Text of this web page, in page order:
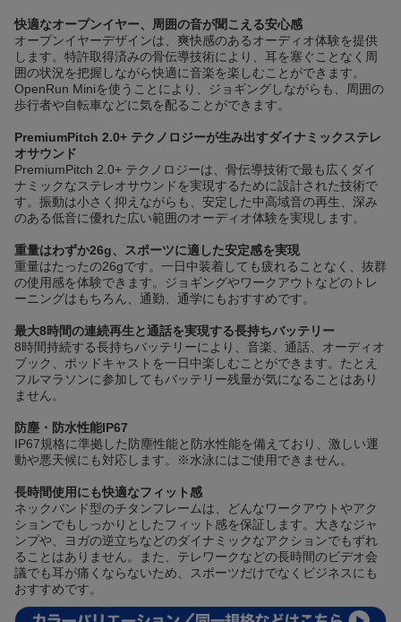
快適なオープンイヤー、周囲の音が聞こえる安心感
オープンイヤーデザインは、爽快感のあるオーディオ体験を提供
します。特許取得済みの骨伝導技術により、耳を塞ぐことなく周
囲の状況を把握しながら快適に音楽を楽しむことができます。
OpenRun Miniを使うことにより、ジョギングしながらも、周囲の
歩行者や自転車などに気を配ることができます。
PremiumPitch 2.0+ テクノロジーが生み出すダイナミックステレ
オサウンド
PremiumPitch 2.0+ テクノロジーは、骨伝導技術で最も広くダイ
ナミックなステレオサウンドを実現するために設計された技術で
す。振動は小さく抑えながらも、安定した中高域音の再生、深み
のある低音に優れた広い範囲のオーディオ体験を実現します。
重量はわずか26g、スポーツに適した安定感を実現
重量はたったの26gです。一日中装着しても疲れることなく、抜群
の使用感を体験できます。ジョギングやワークアウトなどのトレ
ーニングはもちろん、通勤、通学にもおすすめです。
最大8時間の連続再生と通話を実現する長持ちバッテリー
8時間持続する長持ちバッテリーにより、音楽、通話、オーディオ
ブック、ポッドキャストを一日中楽しむことができます。たとえ
フルマラソンに参加してもバッテリー残量が気になることはあり
ません。
防塵・防水性能IP67
IP67規格に準拠した防塵性能と防水性能を備えており、激しい運
動や悪天候にも対応します。※水泳にはご使用できません。
長時間使用にも快適なフィット感
ネックバンド型のチタンフレームは、どんなワークアウトやアク
ションでもしっかりとしたフィット感を保証します。大きなジャ
ンプや、ヨガの逆立ちなどのダイナミックなアクションでもずれ
ることはありません。また、テレワークなどの長時間のビデオ会
議でも耳が痛くならないため、スポーツだけでなくビジネスにも
おすすめです。